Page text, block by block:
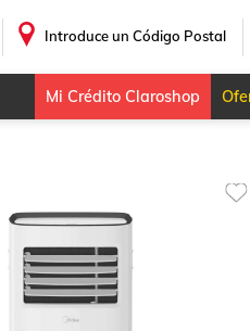
Introduce un Código Postal
Mi Crédito Claroshop